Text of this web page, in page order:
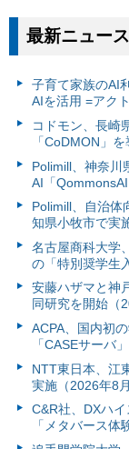
最新ニュース
子育て家族のAI
AIを活用 =アク
コドモン、長崎
「CoDMON」
Polimill、神奈川
AI「
Polimill、自治体
知県小牧市で実
名古屋商科大学
の「特別奨学生
安藤ハザマと神
同研究を開始（
ACPA、国内初
「CASEサーバ
NTT東日本、江
実施（2026年8月
C&R社、DXハ
「メタバース体